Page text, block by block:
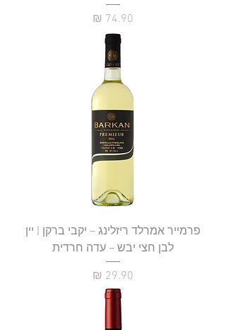
מחיר
פרמייר אמרלד ריזלינג – יקבי ברקן | יין
לבן חצי יבש – עדה חרדית
מחיר